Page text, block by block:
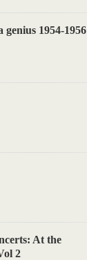
genius 1954-1956
At the
2